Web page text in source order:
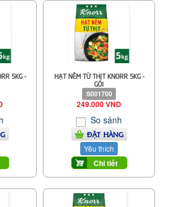
5KG -
HẠT NÊM TỪ THỊT KNORR 5KG -
GÓI
S001700
249.000 VND
So sánh
ĐẶT HÀNG
Yêu thích
Chi tiết